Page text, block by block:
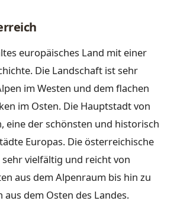
europäisches Land mit einer
Die Landschaft ist sehr
im Westen und dem flachen
im Osten. Die Hauptstadt von
eine der schönsten und historisch
Europas. Die österreichische
vielfältig und reicht von
aus dem Alpenraum bis hin zu
aus dem Osten des Landes.